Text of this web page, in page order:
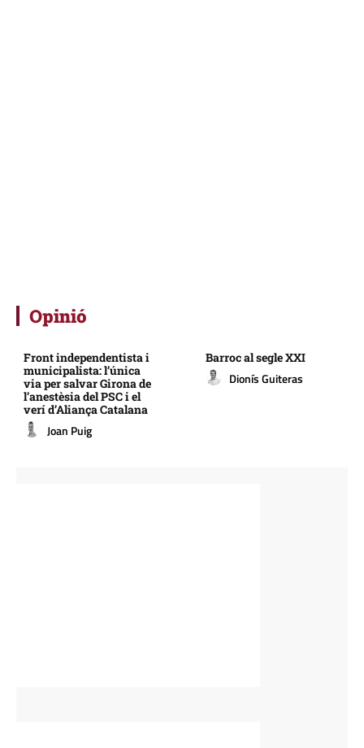
Opinió
Front independentista i
municipalista: l’única
via per salvar Girona de
l’anestèsia del PSC i el
verí d’Aliança Catalana
Joan Puig
Barroc al segle XXI
Dionís Guiteras